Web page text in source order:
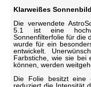
Klarweißes
Die verwendete
5.1 ist eine
Sonnenfilterfolie für die
wurde für ein
entwickelt.
Farbstiche, wie sie bei
können, werden
Die Folie besitzt eine
reduziert die Intensität